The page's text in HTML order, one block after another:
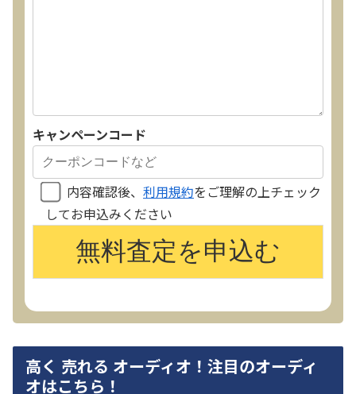
キャンペーンコード
内容確認後、 利用規約をご理解の上チェック
してお申込みください
高く 売れる オーディオ！注目のオーディ
オはこちら！